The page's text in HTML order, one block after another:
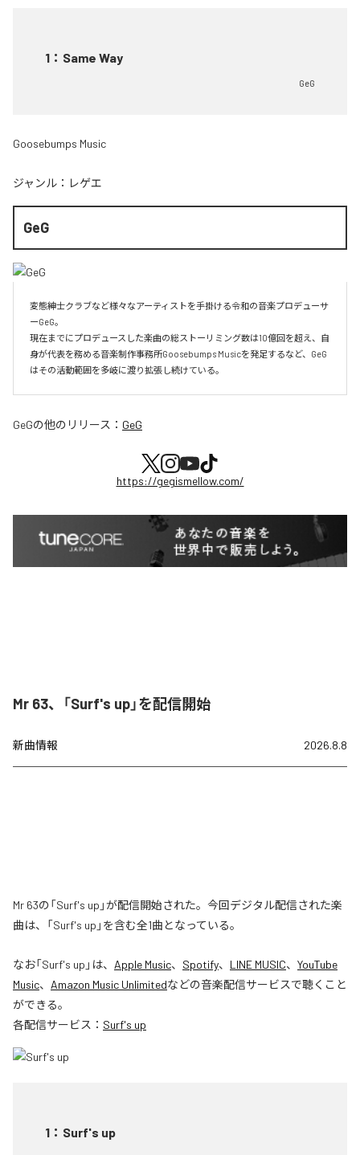
1 ： Same Way
GeG
Goosebumps Music
ジャンル： レゲエ
GeG
変態紳士クラブなど様々なアーティストを手掛ける令和の音楽プロデューサ
ーGeG。
現在までにプロデュースした楽曲の総ストーリミング数は10億回を超え、自
身が代表を務める音楽制作事務所Goosebumps Musicを発足するなど、GeG
はその活動範囲を多岐に渡り拡張し続けている。
GeGの他のリリース： GeG
https://gegismellow.com/
Mr 63、「Surf's up」を配信開始
新曲情報 2026.8.8
Mr 63の「Surf's up」が配信開始された。今回デジタル配信された楽
曲は、「Surf's up」を含む全1曲となっている。
なお「Surf's up 」は、 Apple Music、 Spotify、 LINE MUSIC、 YouTube
Music、 Amazon Music Unlimitedなどの音楽配信サービスで聴くこと
ができる。
各配信サービス： Surf's up
1 ： Surf's up